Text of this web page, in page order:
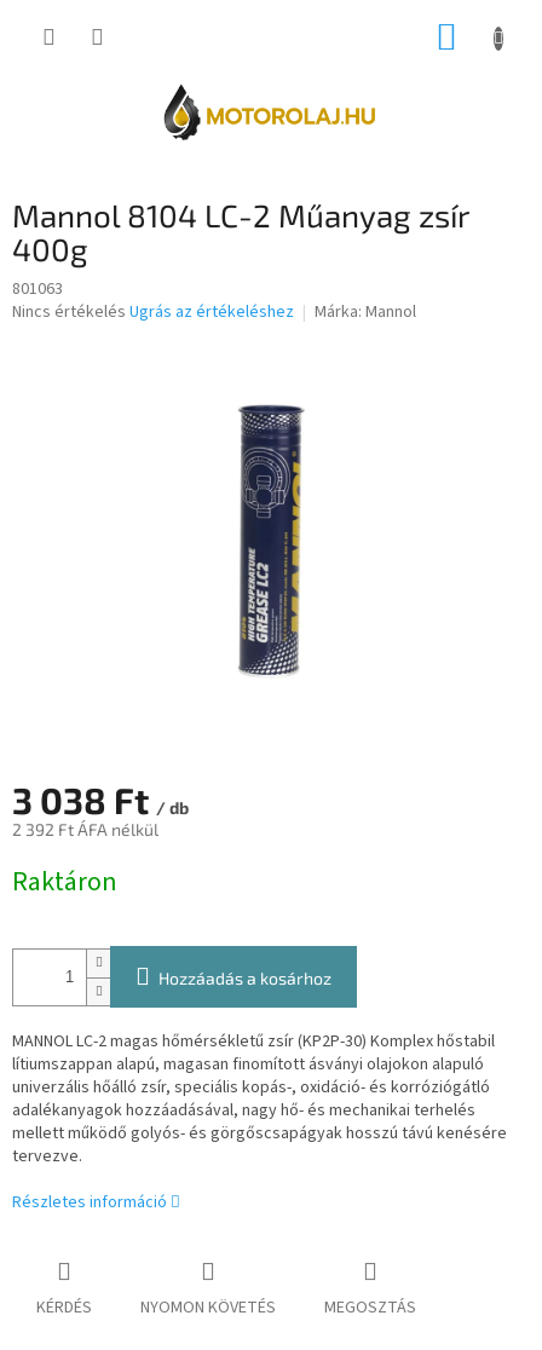
KOSÁR
Mannol 8104 LC-2 Műanyag zsír
400g
801063
A
Nincs értékelés Ugrás az értékeléshez Márka: Mannol
3 038 Ft / db
2 392 Ft ÁFA nélkül
Raktáron
Hozzáadás a kosárhoz
MANNOL LC-2 magas hőmérsékletű zsír (KP2P-30) Komplex hőstabil
lítiumszappan alapú, magasan finomított ásványi olajokon alapuló
univerzális hőálló zsír, speciális kopás-, oxidáció- és korróziógátló
adalékanyagok hozzáadásával, nagy hő- és mechanikai terhelés
mellett működő golyós- és görgőscsapágyak hosszú távú kenésére
tervezve.
Részletes információ
KÉRDÉS NYOMON KÖVETÉS MEGOSZTÁS